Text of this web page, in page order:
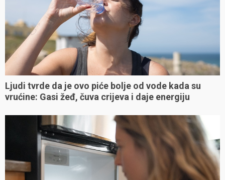
Ljudi tvrde da je ovo piće bolje od vode kada su
vrućine: Gasi žeđ, čuva crijeva i daje energiju